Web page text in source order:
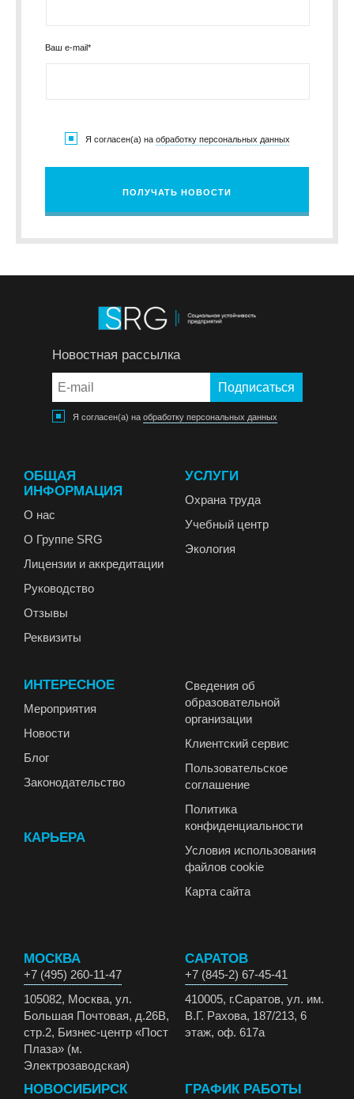
Ваш e-mail*
Я согласен(а) на обработку персональных данных
ПОЛУЧАТЬ НОВОСТИ
Новостная рассылка
Я согласен(а) на обработку персональных данных
ОБЩАЯ
ИНФОРМАЦИЯ
О нас
О Группе SRG
Лицензии и аккредитации
Руководство
Отзывы
Реквизиты
УСЛУГИ
Охрана труда
Учебный центр
Экология
ИНТЕРЕСНОЕ
Мероприятия
Новости
Блог
Законодательство
КАРЬЕРА
Сведения об
образовательной
организации
Клиентский сервис
Пользовательское
соглашение
Политика
конфиденциальности
Условия использования
файлов cookie
Карта сайта
МОСКВА
+7 (495) 260-11-47
105082, Москва, ул.
Большая Почтовая, д.26В,
стр.2, Бизнес-центр «Пост
Плаза» (м.
Электрозаводская)
САРАТОВ
+7 (845-2) 67-45-41
410005, г.Саратов, ул. им.
В.Г. Рахова, 187/213, 6
этаж, оф. 617а
НОВОСИБИРСК ГРАФИК РАБОТЫ